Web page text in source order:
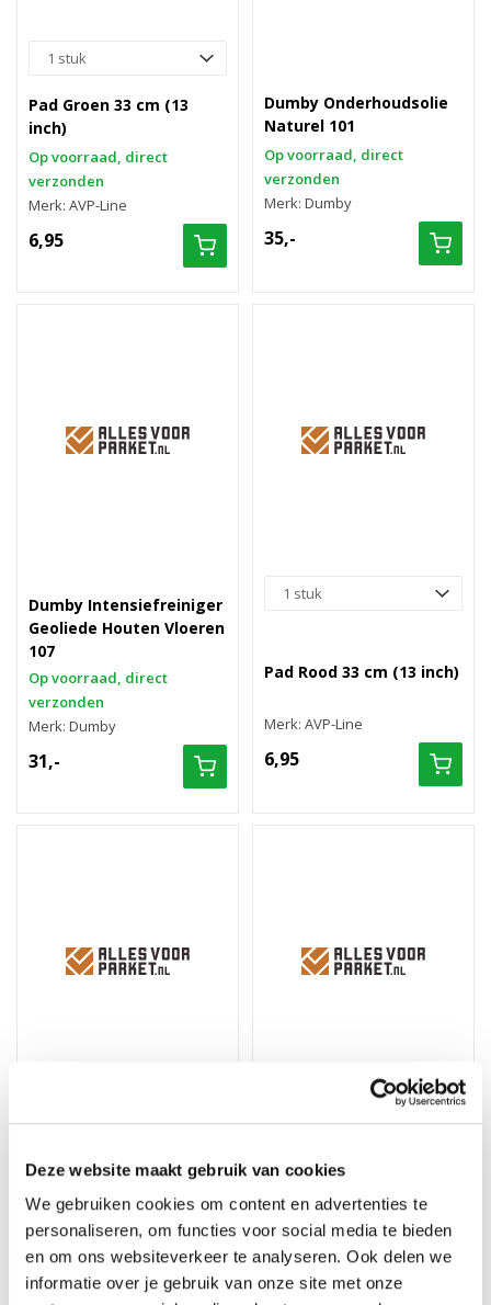
Deze website maakt gebruik van cookies
We gebruiken cookies om content en advertenties te
personaliseren, om functies voor social media te bieden
en om ons websiteverkeer te analyseren. Ook delen we
informatie over je gebruik van onze site met onze
Pad Groen 33 cm (13
inch)
Op voorraad, direct
verzonden
Merk: AVP-Line
6,95
Dumby Onderhoudsolie
Naturel 101
Op voorraad, direct
verzonden
Merk: Dumby
35,-
Dumby Intensiefreiniger
Geoliede Houten Vloeren
107
Op voorraad, direct
verzonden
Merk: Dumby
31,-
Pad Rood 33 cm (13 inch)
Merk: AVP-Line
6,95
Dumby Onderhoudsset
Op voorraad, direct
verzonden
Merk: Dumby
99,95
Dumby Polishmop
Op voorraad, direct
verzonden
Merk: Dumby
6,95